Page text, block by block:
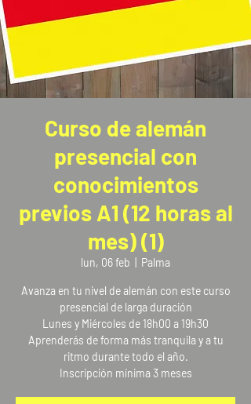
Curso de alemán
presencial con
conocimientos
previos A1 (12 horas al
mes) (1)
lun, 06 feb Palma
Avanza en tu nivel de alemán con este curso
presencial de larga duración
Lunes y Miércoles de 18h00 a 19h30
Aprenderás de forma más tranquila y a tu
ritmo durante todo el año.
Inscripción mínima 3 meses